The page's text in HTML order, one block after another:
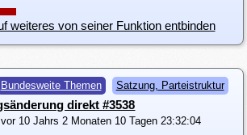
weiteres von seiner Funktion entbinden
Bundesweite Themen Satzung, Parteistruktur
direkt #3538
vor 10 Jahrs 2 Monaten 10 Tagen 23:32:04